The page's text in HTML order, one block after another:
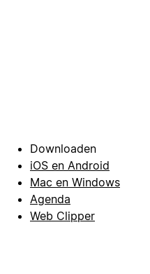
Downloaden
iOS en Android
Mac en Windows
Agenda
Web Clipper